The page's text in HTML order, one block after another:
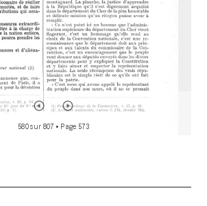
580 sur 807 • Page 573